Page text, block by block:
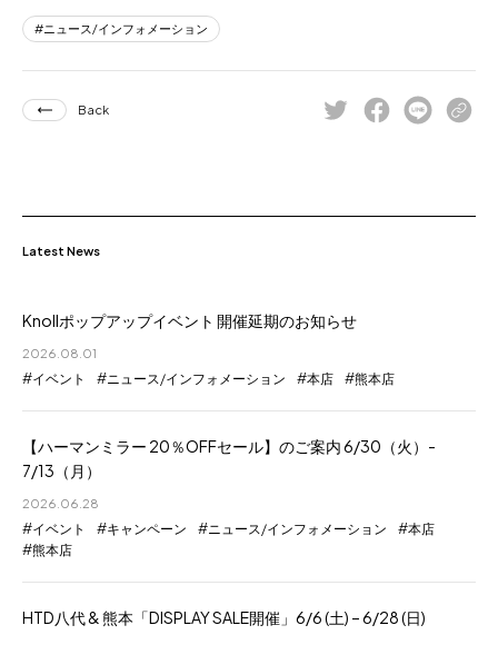
ニュース/インフォメーション
Back
Latest News
Knollポップアップイベント 開催延期のお知らせ
2026.08.01
イベント ニュース/インフォメーション 本店 熊本店
【ハーマンミラー 20％OFFセール】のご案内 6/30（火）-
7/13（月）
2026.06.28
イベント キャンペーン ニュース/インフォメーション
本店
熊本店
HTD八代 & 熊本「DISPLAY SALE開催」6/6 (土) – 6/28 (日)